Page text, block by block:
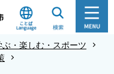
ぶ・楽しむ・スポーツ